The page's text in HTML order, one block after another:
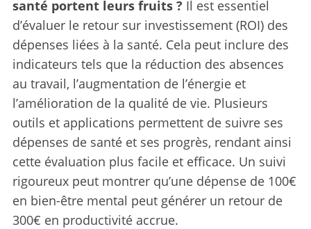
santé portent leurs fruits ? Il est essentiel
d’évaluer le retour sur investissement (ROI) des
dépenses liées à la santé. Cela peut inclure des
indicateurs tels que la réduction des absences
au travail, l’augmentation de l’énergie et
l’amélioration de la qualité de vie. Plusieurs
outils et applications permettent de suivre ses
dépenses de santé et ses progrès, rendant ainsi
cette évaluation plus facile et efficace. Un suivi
rigoureux peut montrer qu’une dépense de 100€
en bien-être mental peut générer un retour de
300€ en productivité accrue.